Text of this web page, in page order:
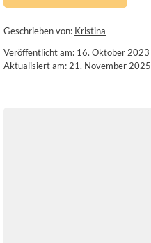
Geschrieben von: Kristina
Veröffentlicht am: 16. Oktober 2023
Aktualisiert am: 21. November 2025